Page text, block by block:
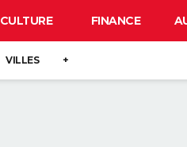
CULTURE FINANCE
VILLES +